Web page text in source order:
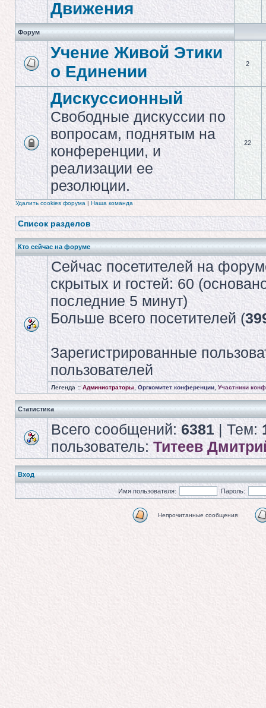
Движения
Форум
Учение Живой Этики
о Единении
2
Дискуссионный
Свободные дискуссии по
вопросам, поднятым на
конференции, и
реализации ее
резолюции.
22
Удалить cookies форума | Наша команда
Список разделов
Кто сейчас на форуме
Сейчас посетителей на
скрытых и гостей: 60
последние 5 минут)
Больше всего посетителей (
Зарегистрированные
пользователей
Легенда :: Администраторы Оргкомитет конференции Участники
Статистика
Всего сообщений:6381| Тем:
пользователь: Титеев
Вход
Имя пользователя: Пароль:
Непрочитанные сообщения